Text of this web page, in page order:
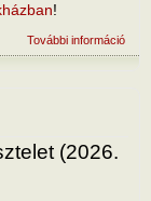
!
További információ
(2026.